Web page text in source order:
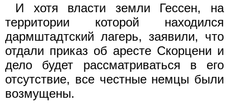
И хотя власти земли Гессен, на
территории которой находился
дармштадтский лагерь, заявили, что
отдали приказ об аресте Скорцени и
дело будет рассматриваться в его
отсутствие, все честные немцы были
возмущены.